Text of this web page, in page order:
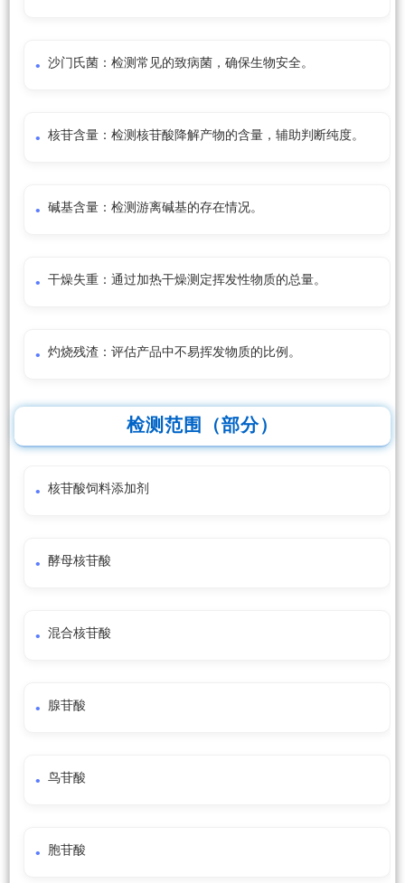
沙门氏菌：检测常见的致病菌，确保生物安全。
核苷含量：检测核苷酸降解产物的含量，辅助判断纯度。
碱基含量：检测游离碱基的存在情况。
干燥失重：通过加热干燥测定挥发性物质的总量。
灼烧残渣：评估产品中不易挥发物质的比例。
检测范围（部分）
核苷酸饲料添加剂
酵母核苷酸
混合核苷酸
腺苷酸
鸟苷酸
胞苷酸